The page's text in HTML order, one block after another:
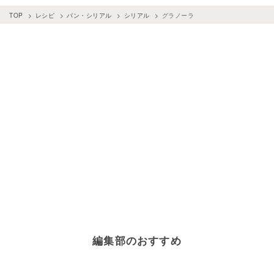
TOP レシピ パン・シリアル シリアル グラノーラ
編集部のおすすめ